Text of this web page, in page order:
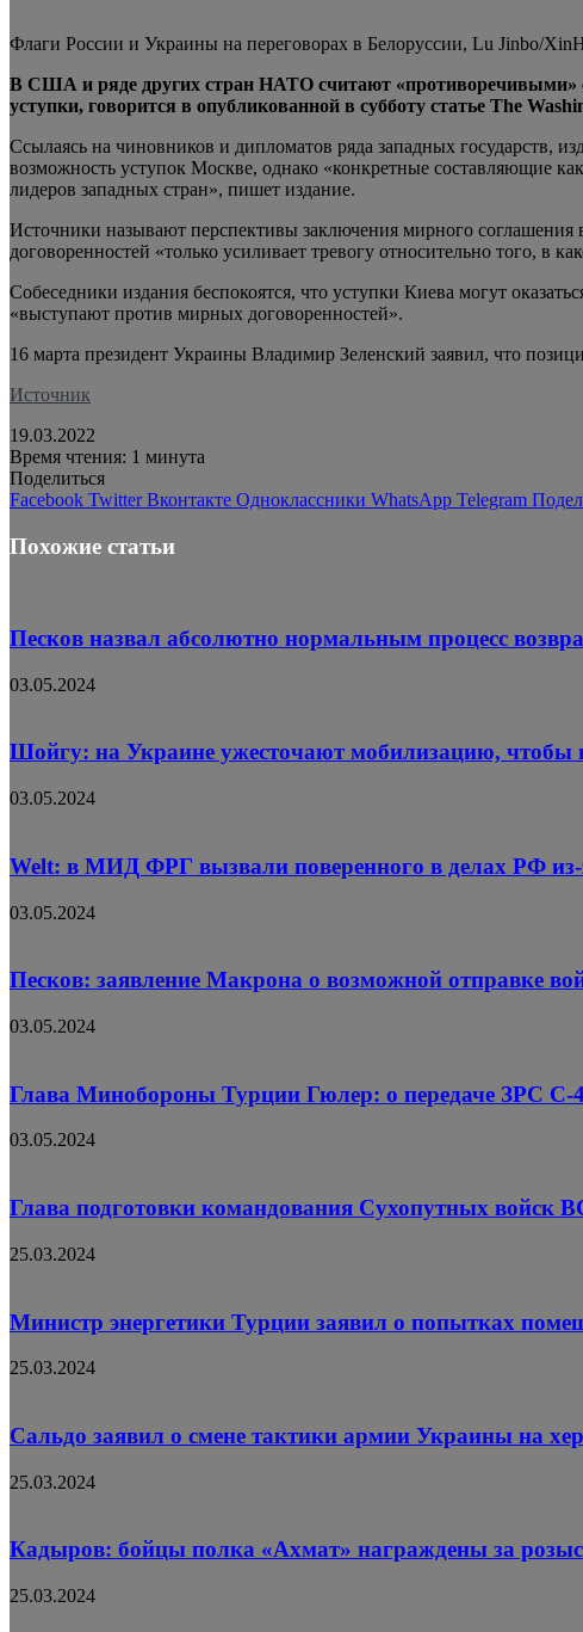
Флаги России и Украины на переговорах в Белоруссии, Lu Jinbo/
В США и ряде других стран НАТО считают «противоречивыми»
уступки, говорится в опубликованной в субботу статье The
Ссылаясь на чиновников и дипломатов ряда западных государств,
возможность уступок Москве, однако «конкретные составляющие
лидеров западных стран», пишет издание.
Источники называют перспективы заключения мирного
договоренностей «только усиливает тревогу относительно того, в
Собеседники издания беспокоятся, что уступки Киева могут
«выступают против мирных договоренностей».
16 марта президент Украины Владимир Зеленский заявил, что
Источник
19.03.2022
Время чтения: 1 минута
Поделиться
Facebook Twitter Вконтакте Одноклассники WhatsApp Telegram
Похожие статьи
Песков назвал абсолютно нормальным процесс
03.05.2024
Шойгу: на Украине ужесточают мобилизацию, чтобы
03.05.2024
Welt: в МИД ФРГ вызвали поверенного в делах РФ из-
03.05.2024
Песков: заявление Макрона о возможной отправке
03.05.2024
Глава Минобороны Турции Гюлер: о передаче ЗРС С-
03.05.2024
Глава подготовки командования Сухопутных войск
25.03.2024
Министр энергетики Турции заявил о попытках
25.03.2024
Сальдо заявил о смене тактики армии Украины на
25.03.2024
Кадыров: бойцы полка «Ахмат» награждены за
25.03.2024